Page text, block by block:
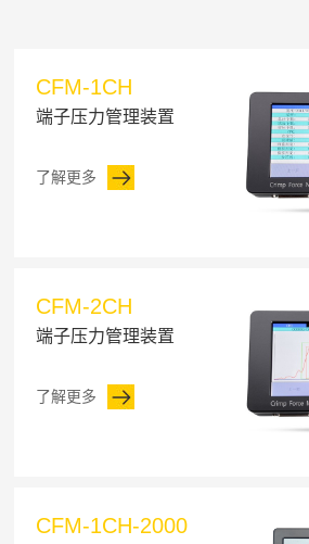
CFM-1CH
端子压力管理装置
了解更多
CFM-2CH
端子压力管理装置
了解更多
CFM-1CH-2000